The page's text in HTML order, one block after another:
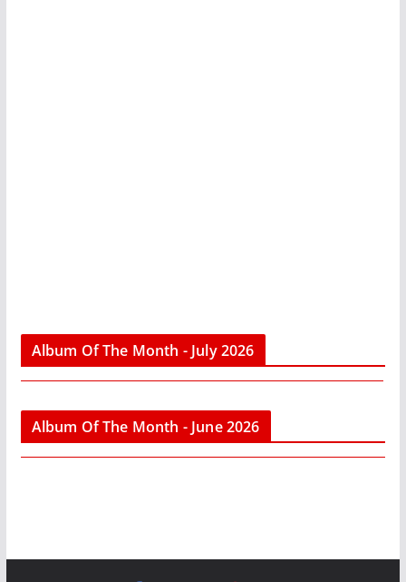
Album Of The Month - July 2026
Album Of The Month - June 2026